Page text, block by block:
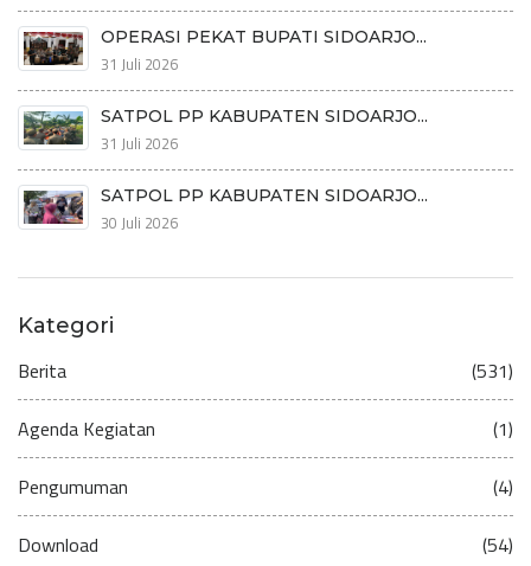
OPERASI PEKAT BUPATI SIDOARJO...
31 Juli 2026
SATPOL PP KABUPATEN SIDOARJO...
31 Juli 2026
SATPOL PP KABUPATEN SIDOARJO...
30 Juli 2026
Kategori
Berita (531)
Agenda Kegiatan (1)
Pengumuman (4)
Download (54)